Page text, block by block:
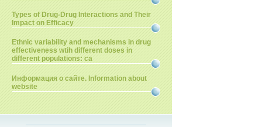
Types of Drug-Drug Interactions and Their
Impact on Efficacy
Ethnic variability and mechanisms in drug
effectiveness wtih different doses in
different populations: ca
Информация о сайте. Information about
website